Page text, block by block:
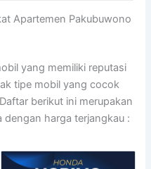
Apartemen Pakubuwono
yang memiliki reputasi
tipe mobil yang cocok
berikut ini merupakan
harga terjangkau :